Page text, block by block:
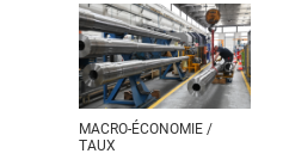
MACRO-ÉCONOMIE /
TAUX